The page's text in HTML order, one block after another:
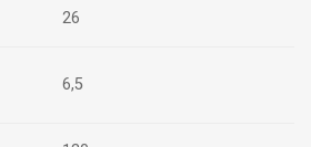
26
6,5